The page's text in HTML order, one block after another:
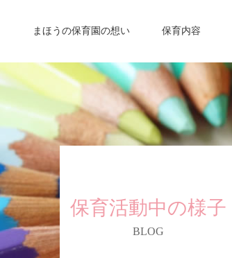
まほうの保育園の想い 保育内容
保育活動中の様子
BLOG